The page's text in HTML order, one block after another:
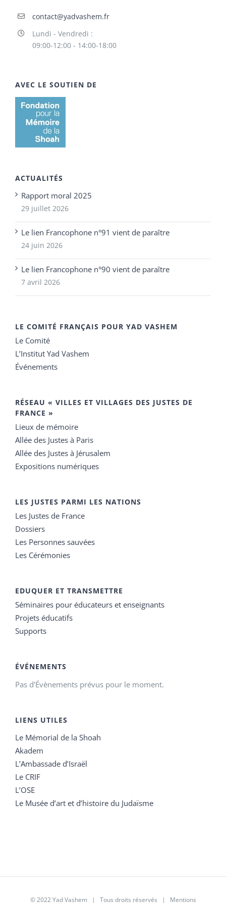
contact@yadvashem.fr
Lundi - Vendredi :
09:00-12:00 - 14:00-18:00
AVEC LE SOUTIEN DE
ACTUALITÉS
Rapport moral 2025
29 juillet 2026
Le lien Francophone n°91 vient de paraître
24 juin 2026
Le lien Francophone n°90 vient de paraître
7 avril 2026
LE COMITÉ FRANÇAIS POUR YAD VASHEM
Le Comité
L’Institut Yad Vashem
Événements
RÉSEAU « VILLES ET VILLAGES DES JUSTES DE
FRANCE »
Lieux de mémoire
Allée des Justes à Paris
Allée des Justes à Jérusalem
Expositions numériques
LES JUSTES PARMI LES NATIONS
Les Justes de France
Dossiers
Les Personnes sauvées
Les Cérémonies
EDUQUER ET TRANSMETTRE
Séminaires pour éducateurs et enseignants
Projets éducatifs
Supports
ÉVÉNEMENTS
Pas d'Évènements prévus pour le moment.
LIENS UTILES
Le Mémorial de la Shoah
Akadem
L’Ambassade d’Israël
Le CRIF
L’OSE
Le Musée d’art et d’histoire du Judaïsme
© 2022 Yad Vashem | Tous droits réservés | Mentions